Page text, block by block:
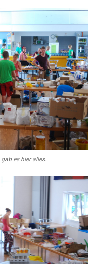
es hier alles.